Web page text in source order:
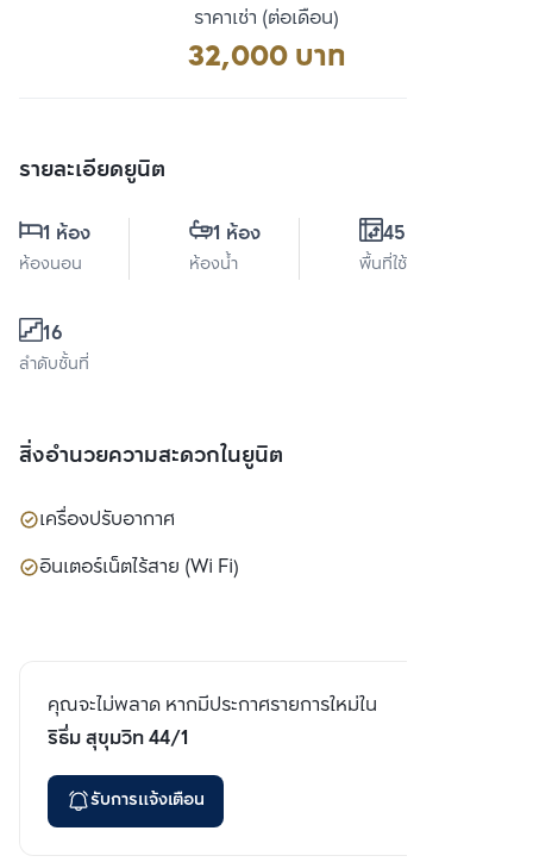
ราคาเช่า (ต่อเดือน)
32,000 บาท
รายละเอียดยูนิต
1 ห้อง
ห้องนอน
1 ห้อง
ห้องน้ำ
45.2 ตร.ม.
พื้นที่ใช้สอย
16
ลำดับชั้นที่
สิ่งอำนวยความสะดวกในยูนิต
เครื่องปรับอากาศ
อินเตอร์เน็ตไร้สาย (Wi Fi)
คุณจะไม่พลาด หากมีประกาศรายการใหม่ใน
ริธึ่ม สุขุมวิท 44/1
รับการแจ้งเตือน